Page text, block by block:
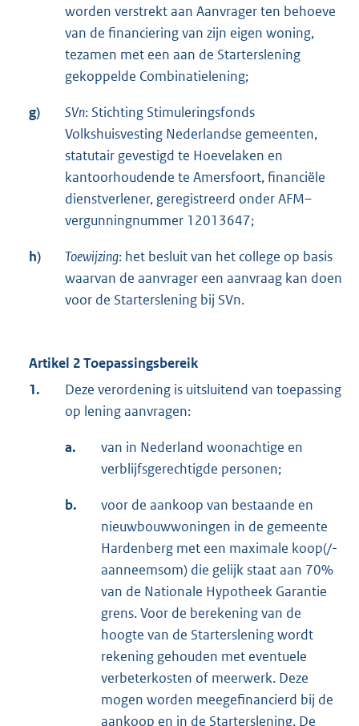
worden verstrekt aan Aanvrager ten behoeve
van de financiering van zijn eigen woning,
tezamen met een aan de Starterslening
gekoppelde Combinatielening;
g) SVn: Stichting Stimuleringsfonds
Volkshuisvesting Nederlandse gemeenten,
statutair gevestigd te Hoevelaken en
kantoorhoudende te Amersfoort, financiële
dienstverlener, geregistreerd onder AFM–
vergunningnummer 12013647;
h) Toewijzing: het besluit van het college op basis
waarvan de aanvrager een aanvraag kan doen
voor de Starterslening bij SVn.
Artikel 2Toepassingsbereik
1.
Deze verordening is uitsluitend van toepassing
op lening aanvragen:
a.
van in Nederland woonachtige en
verblijfsgerechtigde personen;
b.
voor de aankoop van bestaande en
nieuwbouwwoningen in de gemeente
Hardenberg met een maximale koop(/-
aanneemsom) die gelijk staat aan 70%
van de Nationale Hypotheek Garantie
grens. Voor de berekening van de
hoogte van de Starterslening wordt
rekening gehouden met eventuele
verbeterkosten of meerwerk. Deze
mogen worden meegefinancierd bij de
aankoop en in de Starterslening. De